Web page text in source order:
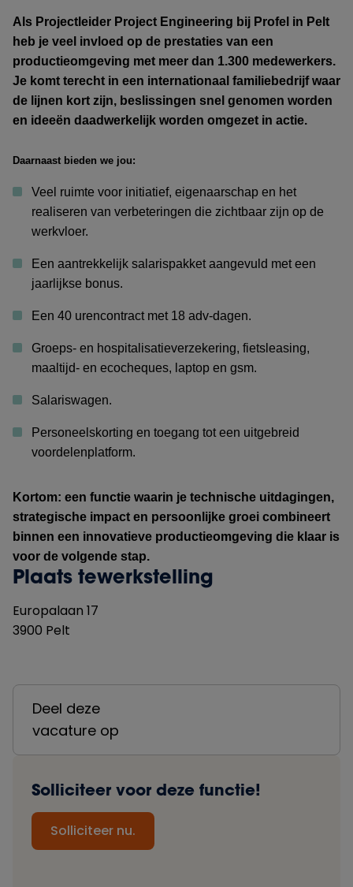
Als Projectleider Project Engineering bij Profel in Pelt
heb je veel invloed op de prestaties van een
productieomgeving met meer dan 1.300 medewerkers.
Je komt terecht in een internationaal familiebedrijf waar
de lijnen kort zijn, beslissingen snel genomen worden
en ideeën daadwerkelijk worden omgezet in actie.
Daarnaast bieden we jou:
Veel ruimte voor initiatief, eigenaarschap en het
realiseren van verbeteringen die zichtbaar zijn op de
werkvloer.
Een aantrekkelijk salarispakket aangevuld met een
jaarlijkse bonus.
Een 40 urencontract met 18 adv-dagen.
Groeps- en hospitalisatieverzekering, fietsleasing,
maaltijd- en ecocheques, laptop en gsm.
Salariswagen.
Personeelskorting en toegang tot een uitgebreid
voordelenplatform.
Kortom: een functie waarin je technische uitdagingen,
strategische impact en persoonlijke groei combineert
binnen een innovatieve productieomgeving die klaar is
voor de volgende stap.
Plaats tewerkstelling
Europalaan 17
3900 Pelt
Deel deze
vacature op
Solliciteer voor deze functie!
Solliciteer nu.